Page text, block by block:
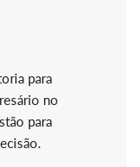
para
no
para